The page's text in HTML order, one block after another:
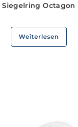
Siegelring Octagon
Weiterlesen